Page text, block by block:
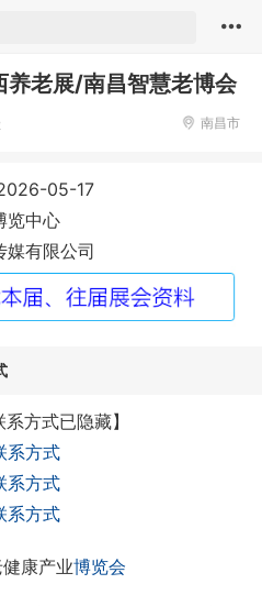
老展/南昌智慧老博会
南昌市
05-17
览中心
媒有限公司
方式已隐藏】
系方式
系方式
系方式
康产业博览会